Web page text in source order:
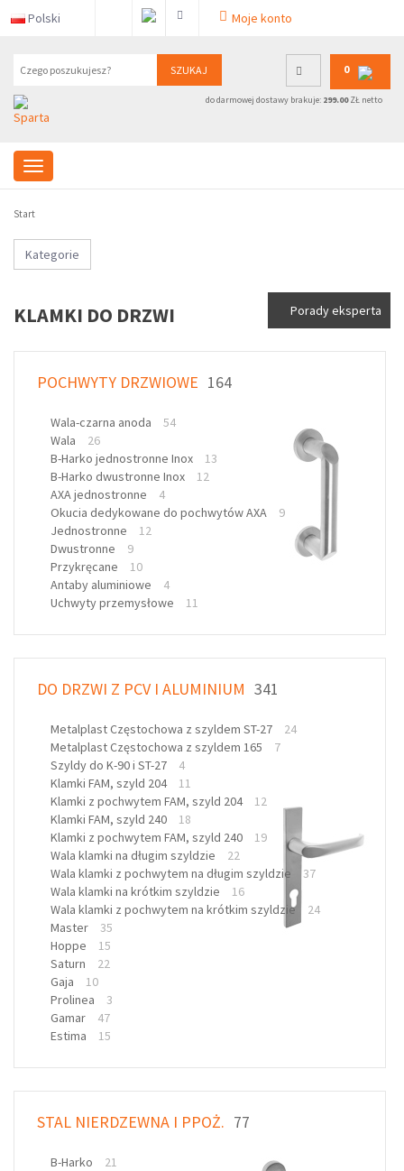
Polski Moje konto
SZUKAJ 0
do darmowej dostawy brakuje: 299.00ZŁ netto
Start
Kategorie
KLAMKI DO DRZWI Porady eksperta
POCHWYTY DRZWIOWE 164
Wala-czarna anoda
54
Wala
26
B-Harko jednostronne Inox
13
B-Harko dwustronne Inox
12
AXA jednostronne
4
Okucia dedykowane do pochwytów AXA
9
Jednostronne
12
Dwustronne
9
Przykręcane
10
Antaby aluminiowe
4
Uchwyty przemysłowe
11
DO DRZWI Z PCV I ALUMINIUM 341
Metalplast Częstochowa z szyldem ST-27
24
Metalplast Częstochowa z szyldem 165
7
Szyldy do K-90 i ST-27
4
Klamki FAM, szyld 204
11
Klamki z pochwytem FAM, szyld 204
12
Klamki FAM, szyld 240
18
Klamki z pochwytem FAM, szyld 240
19
Wala klamki na długim szyldzie
22
Wala klamki z pochwytem na długim szyldzie
37
Wala klamki na krótkim szyldzie
16
Wala klamki z pochwytem na krótkim szyldzie
24
Master
35
Hoppe
15
Saturn
22
Gaja
10
Prolinea
3
Gamar
47
Estima
15
STAL NIERDZEWNA I PPOŻ. 77
B-Harko
21